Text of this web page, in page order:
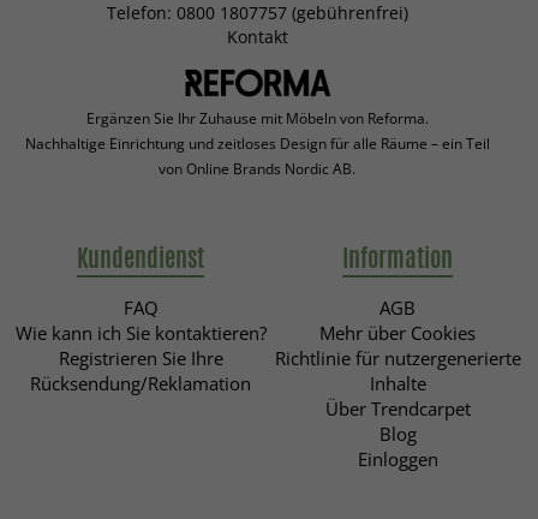
Telefon: 0800 1807757 (gebührenfrei)
Kontakt
Ergänzen Sie Ihr Zuhause mit Möbeln von Reforma.
Nachhaltige Einrichtung und zeitloses Design für alle Räume – ein Teil
von Online Brands Nordic AB.
Kundendienst
FAQ
Wie kann ich Sie kontaktieren?
Registrieren Sie Ihre
Rücksendung/Reklamation
Information
AGB
Mehr über Cookies
Richtlinie für nutzergenerierte
Inhalte
Über Trendcarpet
Blog
Einloggen